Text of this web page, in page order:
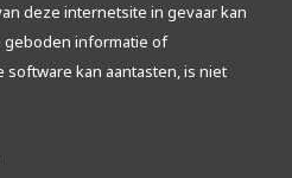
deze internetsite in gevaar kan
informatie of
kan aantasten, is niet